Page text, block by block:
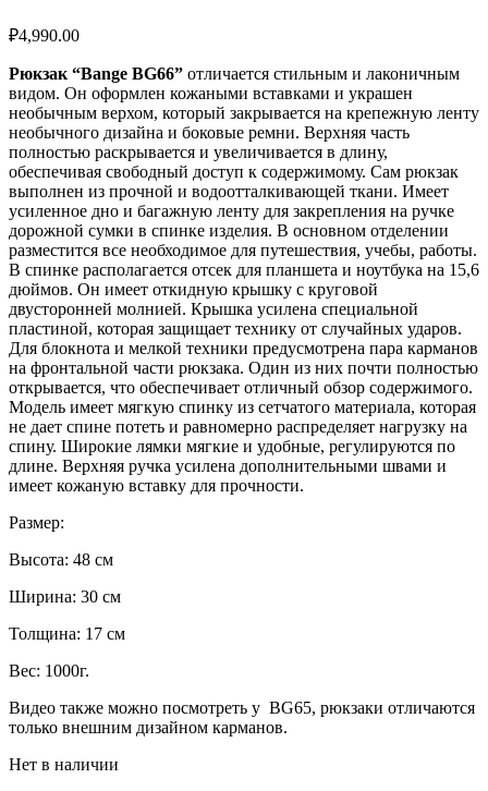
₽4,990.00
Рюкзак “Bange BG66” отличается стильным и лаконичным
видом. Он оформлен кожаными вставками и украшен
необычным верхом, который закрывается на крепежную ленту
необычного дизайна и боковые ремни. Верхняя часть
полностью раскрывается и увеличивается в длину,
обеспечивая свободный доступ к содержимому. Сам рюкзак
выполнен из прочной и водоотталкивающей ткани. Имеет
усиленное дно и багажную ленту для закрепления на ручке
дорожной сумки в спинке изделия. В основном отделении
разместится все необходимое для путешествия, учебы, работы.
В спинке располагается отсек для планшета и ноутбука на 15,6
дюймов. Он имеет откидную крышку с круговой
двусторонней молнией. Крышка усилена специальной
пластиной, которая защищает технику от случайных ударов.
Для блокнота и мелкой техники предусмотрена пара карманов
на фронтальной части рюкзака. Один из них почти полностью
открывается, что обеспечивает отличный обзор содержимого.
Модель имеет мягкую спинку из сетчатого материала, которая
не дает спине потеть и равномерно распределяет нагрузку на
спину. Широкие лямки мягкие и удобные, регулируются по
длине. Верхняя ручка усилена дополнительными швами и
имеет кожаную вставку для прочности.
Размер:
Высота: 48 см
Ширина: 30 см
Толщина: 17 см
Вес: 1000г.
Видео также можно посмотреть у BG65, рюкзаки отличаются
только внешним дизайном карманов.
Нет в наличии